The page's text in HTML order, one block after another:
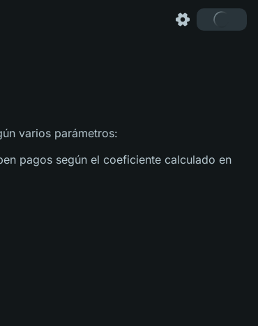
varios parámetros:
pagos según el coeficiente calculado en